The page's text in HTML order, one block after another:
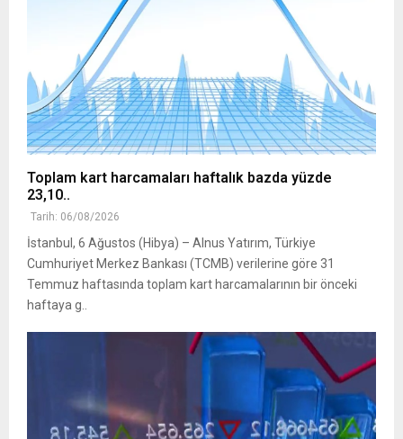
Toplam kart harcamaları haftalık bazda yüzde
23,10..
Tarih: 06/08/2026
İstanbul, 6 Ağustos (Hibya) – Alnus Yatırım, Türkiye
Cumhuriyet Merkez Bankası (TCMB) verilerine göre 31
Temmuz haftasında toplam kart harcamalarının bir önceki
haftaya g..